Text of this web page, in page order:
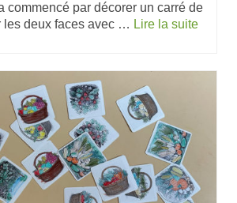
commencé par décorer un carré de
les deux faces avec … Lire la suite